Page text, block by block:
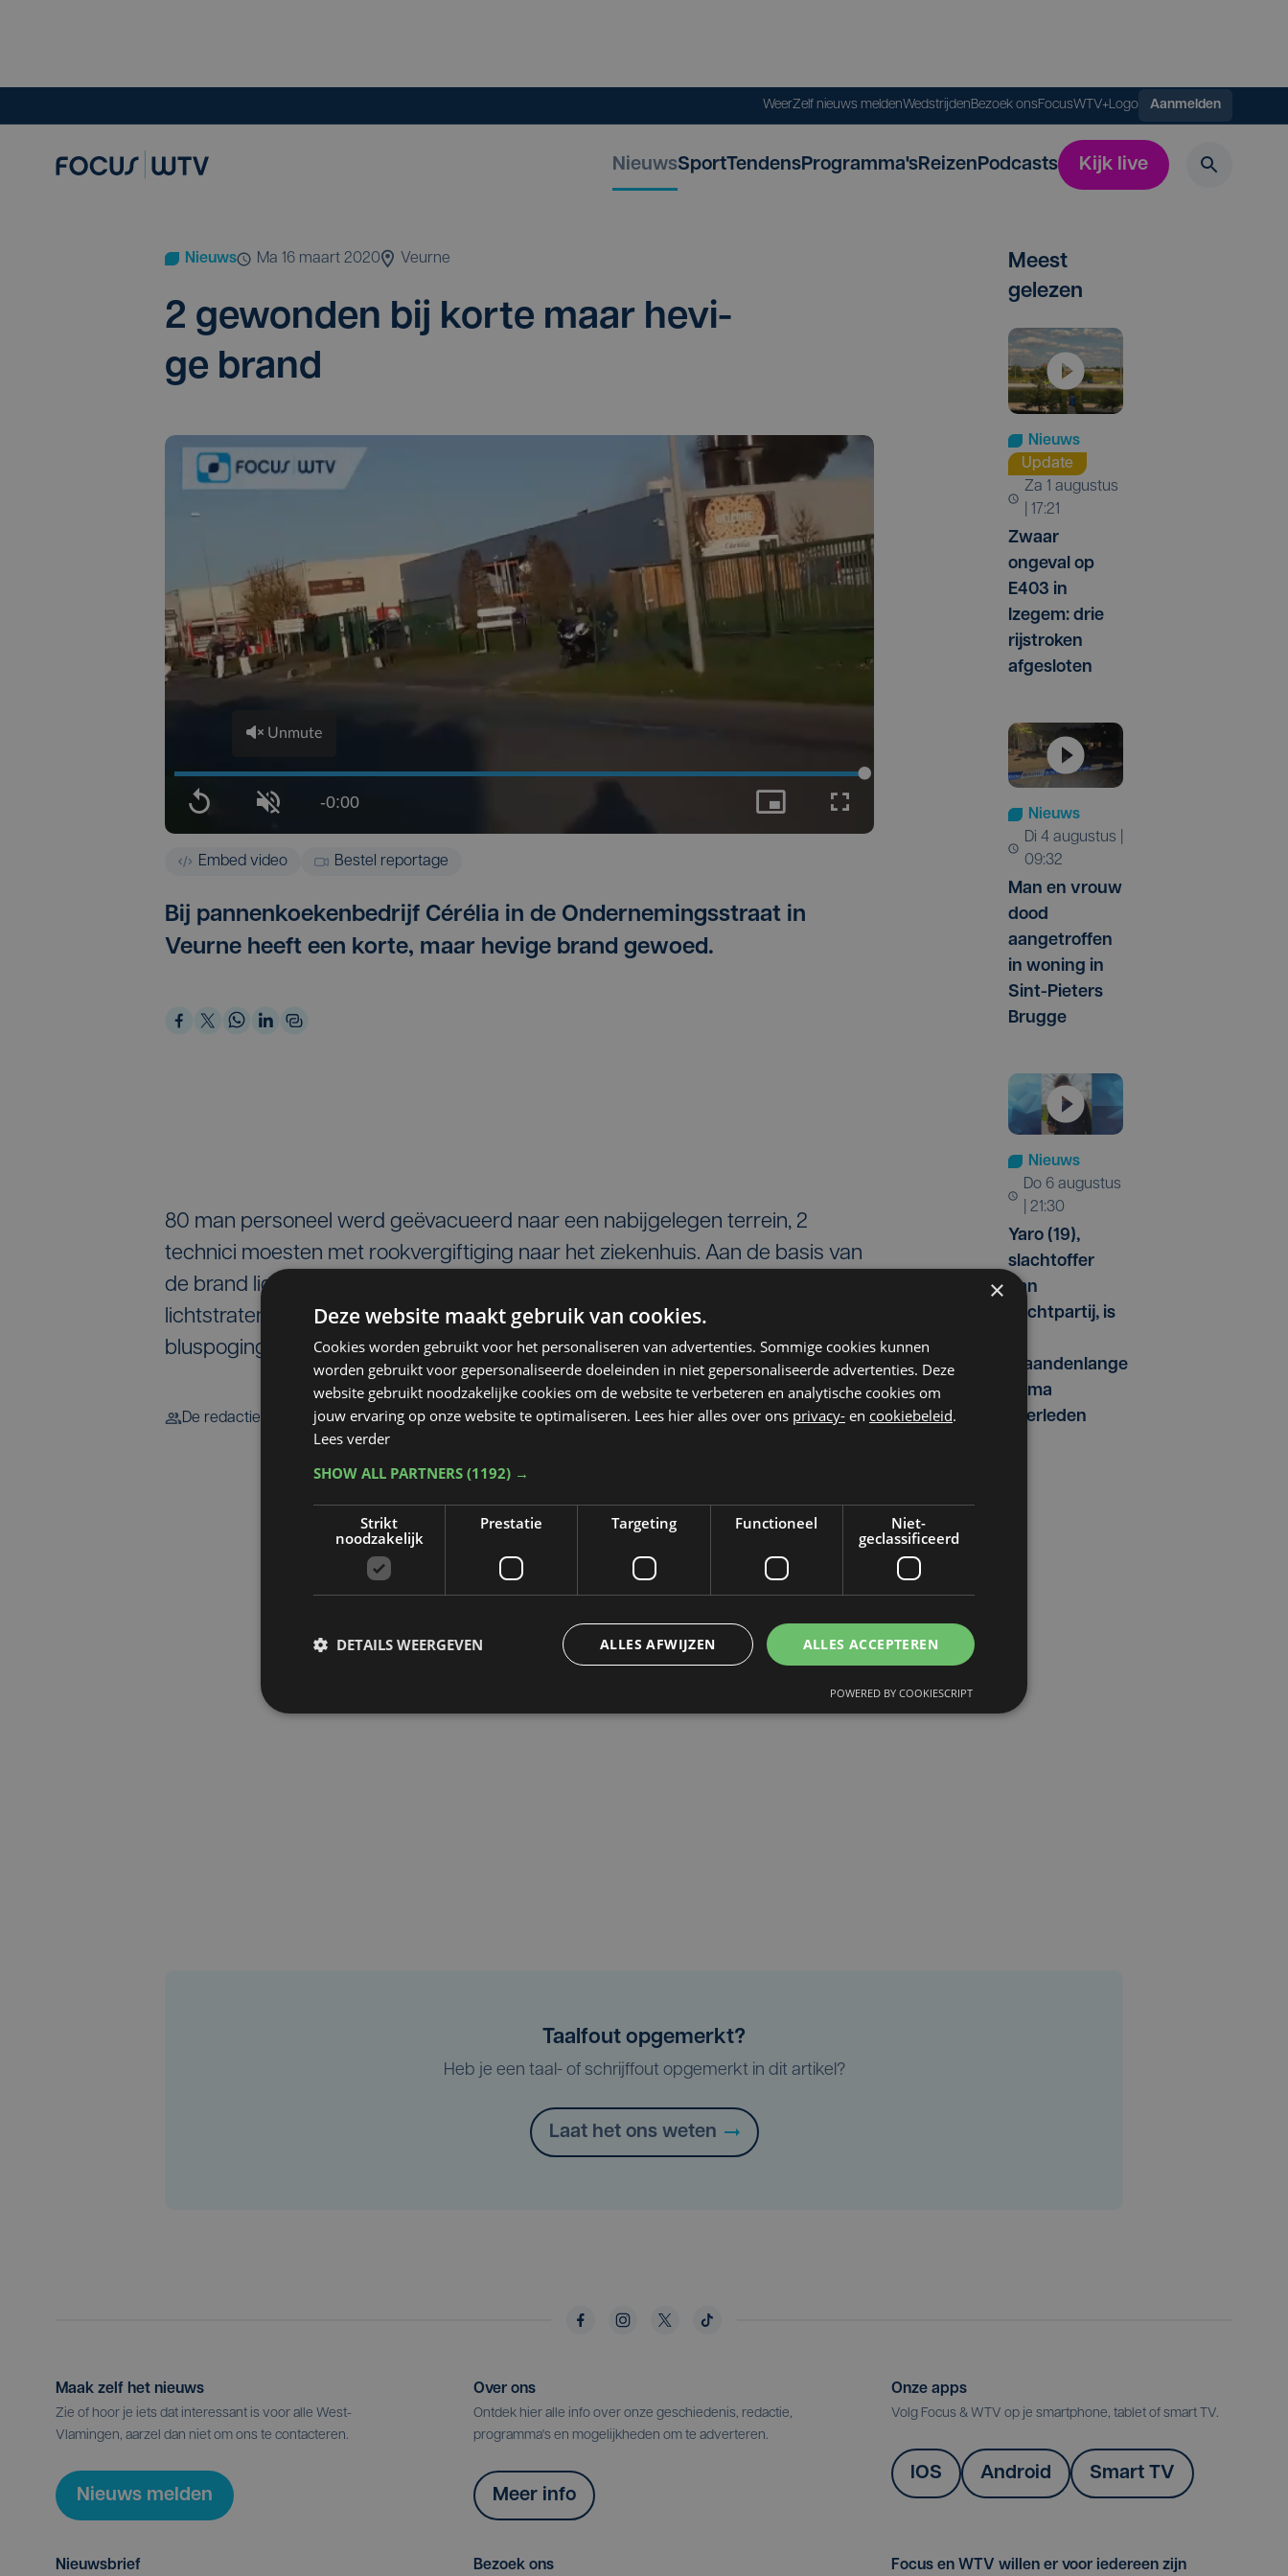
WeerZelf nieuws meldenWedstrijdenBezoek onsFocusWTV+Logo Aanmelden
NieuwsSportTendensProgramma'sReizenPodcasts Kijk live
Nieuws ma 16 maart 2020 Veurne
2 gewon­den bij kor­te maar hevi­
ge brand
Embed video Bestel reportage
Bij pannenkoekenbedrijf Cérélia in de Ondernemingsstraat in
Veurne heeft een korte, maar hevige brand gewoed.
80 man personeel werd geëvacueerd naar een nabijgelegen terrein, 2
technici moesten met rookvergiftiging naar het ziekenhuis. Aan de basis van
de brand ligt een defecte machine. Het vuur breidde zich uit naar de
lichtstraten en de dakbedekking. Het personeel ondernam zelf een
bluspoging in afwachting van de brandweer.
De redactie
Meest
gelezen
Nieuws
Update
za 1 augustus
| 17:21
Zwaar
ongeval op
E403 in
Izegem: drie
rijstroken
afgesloten
Nieuws
di 4 augustus |
09:32
Man en vrouw
dood
aangetroffen
in woning in
Sint-Pieters
Brugge
Nieuws
do 6 augustus
| 21:30
Yaro (19),
slachtoffer
van
vechtpartij, is
maandenlange
coma
overleden
Taalfout opgemerkt?
Heb je een taal- of schrijffout opgemerkt in dit artikel?
Laat het ons weten
Maak zelf het nieuws
Zie of hoor je iets dat interessant is voor alle West-
Vlamingen, aarzel dan niet om ons te contacteren.
Nieuws melden
Over ons
Ontdek hier alle info over onze geschiedenis, redactie,
programma's en mogelijkheden om te adverteren.
Meer info
Onze apps
Volg Focus & WTV op je smartphone, tablet of smart TV.
IOS Android Smart TV
Nieuwsbrief Bezoek ons Focus en WTV willen er voor iedereen zijn
×
Deze website maakt gebruik van cookies.
Cookies worden gebruikt voor het personaliseren van advertenties. Sommige cookies kunnen
worden gebruikt voor gepersonaliseerde doeleinden in niet gepersonaliseerde advertenties. Deze
website gebruikt noodzakelijke cookies om de website te verbeteren en analytische cookies om
jouw ervaring op onze website te optimaliseren. Lees hier alles over ons privacy- en cookiebeleid.
Lees verder
SHOW ALL PARTNERS (1192) →
Strikt
noodzakelijk
Prestatie Targeting Functioneel
Niet-
geclassificeerd
ALLES ACCEPTEREN
ALLES AFWIJZEN
DETAILS WEERGEVEN
POWERED BY COOKIESCRIPT